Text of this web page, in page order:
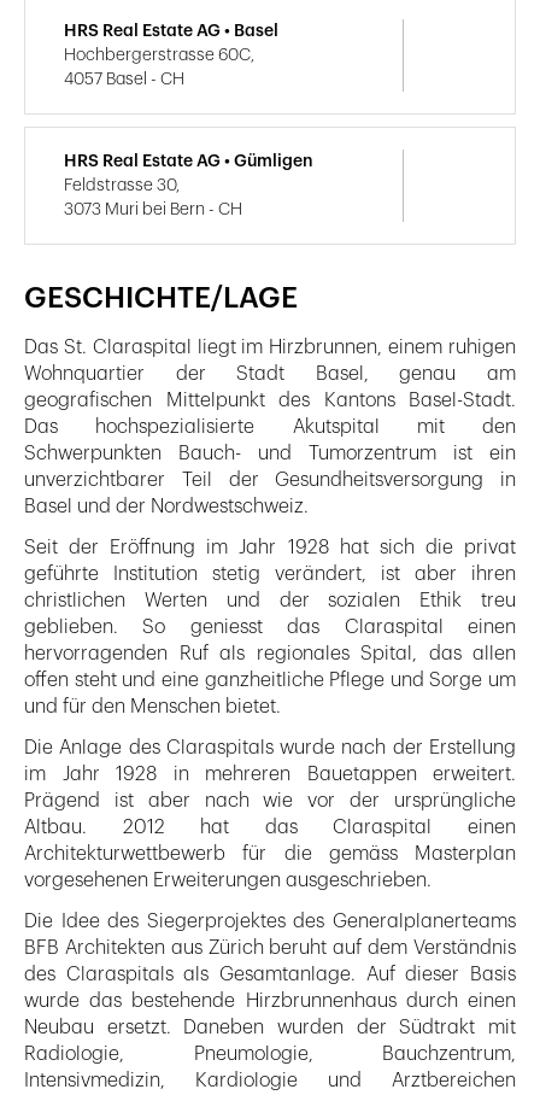
GESCHICHTE/LAGE
Das St. Claraspital liegt im Hirzbrunnen, einem ruhigen
Wohnquartier der Stadt Basel, genau am
geografischen Mittelpunkt des Kantons Basel-Stadt.
Das hochspezialisierte Akutspital mit den
Schwerpunkten Bauch- und Tumorzentrum ist ein
unverzichtbarer Teil der Gesundheitsversorgung in
Basel und der Nordwestschweiz.
Seit der Eröffnung im Jahr 1928 hat sich die privat
geführte Institution stetig verändert, ist aber ihren
christlichen Werten und der sozialen Ethik treu
geblieben. So geniesst das Claraspital einen
hervorragenden Ruf als regionales Spital, das allen
offen steht und eine ganzheitliche Pflege und Sorge um
und für den Menschen bietet.
Die Anlage des Claraspitals wurde nach der Erstellung
im Jahr 1928 in mehreren Bauetappen erweitert.
Prägend ist aber nach wie vor der ursprüngliche
Altbau. 2012 hat das Claraspital einen
Architekturwettbewerb für die gemäss Masterplan
vorgesehenen Erweiterungen ausgeschrieben.
Die Idee des Siegerprojektes des Generalplanerteams
BFB Architekten aus Zürich beruht auf dem Verständnis
des Claraspitals als Gesamtanlage. Auf dieser Basis
wurde das bestehende Hirzbrunnenhaus durch einen
Neubau ersetzt. Daneben wurden der Südtrakt mit
Radiologie, Pneumologie, Bauchzentrum,
Intensivmedizin, Kardiologie und Arztbereichen
HRS Real Estate AG • Basel
Hochbergerstrasse 60C,
4057 Basel - CH
HRS Real Estate AG • Gümligen
Feldstrasse 30,
3073 Muri bei Bern - CH